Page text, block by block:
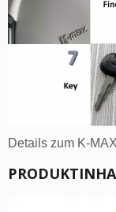
Details zum K-